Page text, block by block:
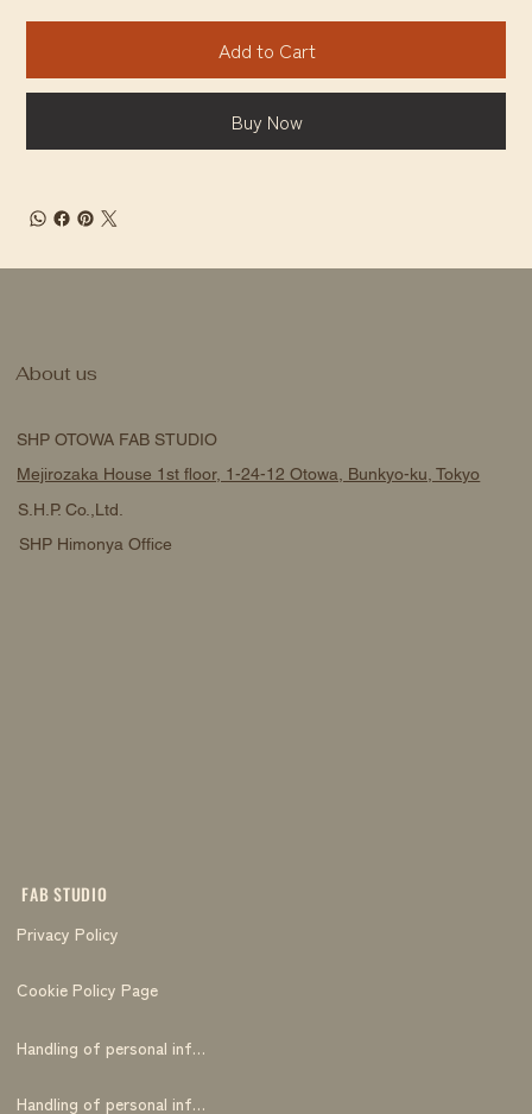
Add to Cart
Buy Now
FAB STUDIO
Privacy Policy
Cookie Policy Page
Handling of personal information
Handling of personal information
SHP OTOWA FAB STUDIO
Mejirozaka House 1st floor, 1-24-12 Otowa, Bunkyo-ku, Tokyo
S.H.P. Co.,Ltd.
SHP Himonya Office
About us